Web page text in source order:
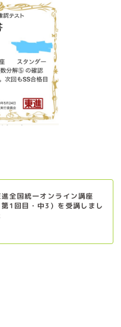
全国統一オンライン講座
第1回目・中3）を受講しまし